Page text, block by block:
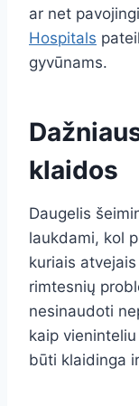
ar net
Hospitals
gyvūnams.
klaidos
Daugelis
laukdami, kol
kuriais
rimtesnių
nesinaudoti
kaip
būti klaidinga